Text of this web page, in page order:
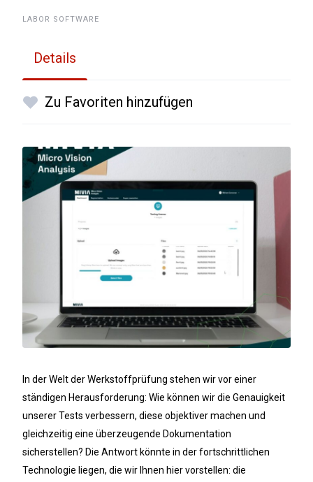
LABOR SOFTWARE
Details
Zu Favoriten hinzufügen
In der Welt der Werkstoffprüfung stehen wir vor einer
ständigen Herausforderung: Wie können wir die Genauigkeit
unserer Tests verbessern, diese objektiver machen und
gleichzeitig eine überzeugende Dokumentation
sicherstellen? Die Antwort könnte in der fortschrittlichen
Technologie liegen, die wir Ihnen hier vorstellen: die